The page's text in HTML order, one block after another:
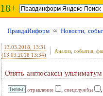
18+
ПравдаИнформ ≈ Новости,
13.03.2018 , 13:31
(13.03.2018 13:34)
Анализ, события,
Опять англосаксы
отравление , спецслужбы ,